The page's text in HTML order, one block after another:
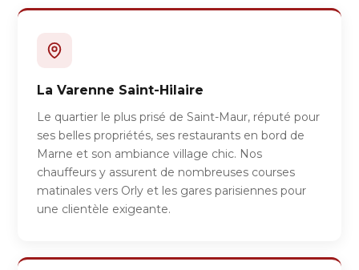
La Varenne Saint-Hilaire
Le quartier le plus prisé de Saint-Maur, réputé pour
ses belles propriétés, ses restaurants en bord de
Marne et son ambiance village chic. Nos
chauffeurs y assurent de nombreuses courses
matinales vers Orly et les gares parisiennes pour
une clientèle exigeante.